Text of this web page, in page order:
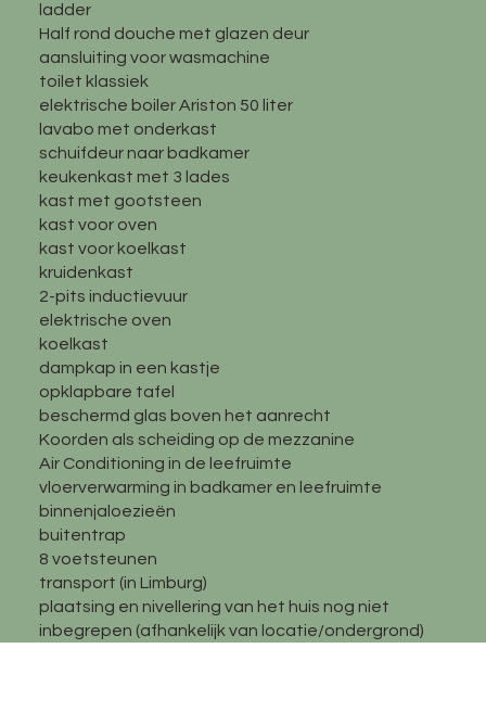
ladder
Half rond douche met glazen deur
aansluiting voor wasmachine
toilet klassiek
elektrische boiler Ariston 50 liter
lavabo met onderkast
schuifdeur naar badkamer
keukenkast met 3 lades
kast met gootsteen
kast voor oven
kast voor koelkast
kruidenkast
2-pits inductievuur
elektrische oven
koelkast
dampkap in een kastje
opklapbare tafel
beschermd glas boven het aanrecht
Koorden als scheiding op de mezzanine
Air Conditioning in de leefruimte
vloerverwarming in badkamer en leefruimte
binnenjaloezieën
buitentrap
8 voetsteunen
transport (in Limburg)
plaatsing en nivellering van het huis nog niet
inbegrepen (afhankelijk van locatie/ondergrond)